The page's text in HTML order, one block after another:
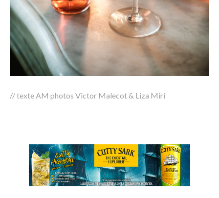
// texte AM photos Victor Malecot & Liza Miri